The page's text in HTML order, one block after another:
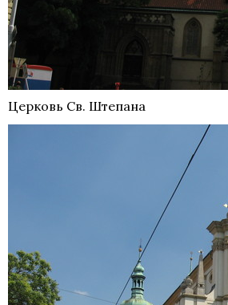
Церковь Св. Штепана